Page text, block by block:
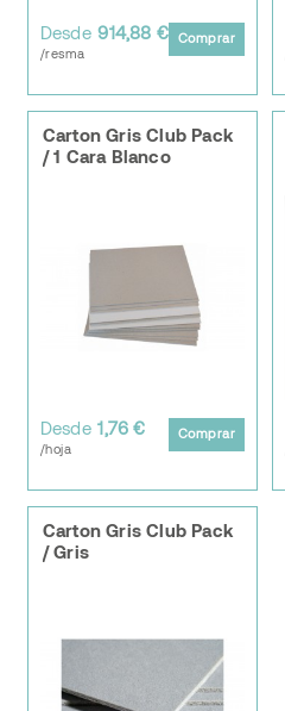
Desde 914,88 €
/resma
Comprar
Carton Gris Club Pack
/ 1 Cara Blanco
Desde 1,76 €
/hoja
Comprar
Carton Gris Club Pack
/ Gris